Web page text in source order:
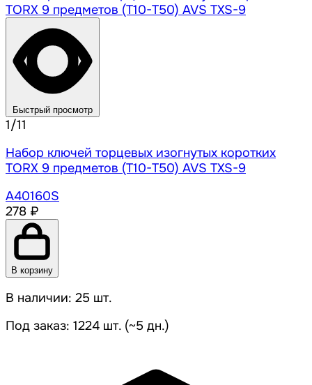
Быстрый просмотр
1/11
Набор ключей торцевых изогнутых коротких
TORX 9 предметов (T10-T50) AVS TXS-9
A40160S
278 ₽
В корзину
В наличии: 25 шт.
Под заказ: 1224 шт. (~5 дн.)